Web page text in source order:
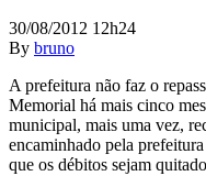
30/08/2012 12h24
By bruno
A prefeitura não faz o
Memorial há mais cinco
municipal, mais uma vez,
encaminhado pela
que os débitos sejam